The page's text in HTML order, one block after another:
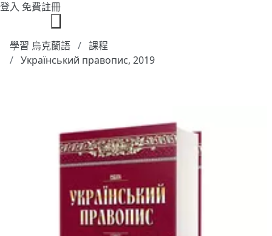
登入 免費註冊
學習 烏克蘭語
課程
Український правопис, 2019